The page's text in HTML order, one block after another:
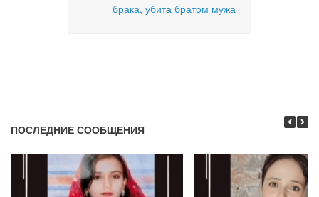
брака, убита братом мужа
ПОСЛЕДНИЕ СООБЩЕНИЯ